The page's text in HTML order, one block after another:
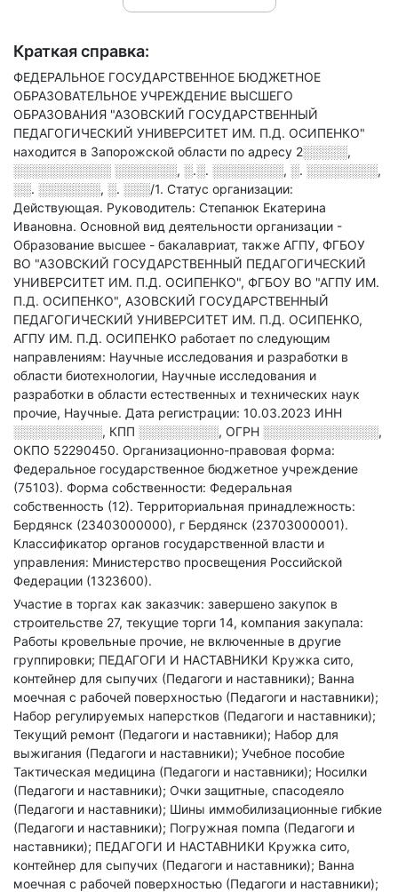
Краткая справка:
ФЕДЕРАЛЬНОЕ ГОСУДАРСТВЕННОЕ БЮДЖЕТНОЕ
ОБРАЗОВАТЕЛЬНОЕ УЧРЕЖДЕНИЕ ВЫСШЕГО
ОБРАЗОВАНИЯ "АЗОВСКИЙ ГОСУДАРСТВЕННЫЙ
ПЕДАГОГИЧЕСКИЙ УНИВЕРСИТЕТ ИМ. П.Д. ОСИПЕНКО"
находится в Запорожской области по адресу 2░░░░░,
░░░░░░░░░░░ ░░░░░░░, ░.░. ░░░░░░░░, ░. ░░░░░░░░,
░░. ░░░░░░░, ░. ░░░/1. Статус организации:
Действующая. Руководитель: Степанюк Екатерина
Ивановна. Основной вид деятельности организации -
Образование высшее - бакалавриат, также АГПУ, ФГБОУ
ВО "АЗОВСКИЙ ГОСУДАРСТВЕННЫЙ ПЕДАГОГИЧЕСКИЙ
УНИВЕРСИТЕТ ИМ. П.Д. ОСИПЕНКО", ФГБОУ ВО "АГПУ ИМ.
П.Д. ОСИПЕНКО", АЗОВСКИЙ ГОСУДАРСТВЕННЫЙ
ПЕДАГОГИЧЕСКИЙ УНИВЕРСИТЕТ ИМ. П.Д. ОСИПЕНКО,
АГПУ ИМ. П.Д. ОСИПЕНКО работает по следующим
направлениям: Научные исследования и разработки в
области биотехнологии, Научные исследования и
разработки в области естественных и технических наук
прочие, Научные. Дата регистрации: 10.03.2023 ИНН
░░░░░░░░░░, КПП ░░░░░░░░░, ОГРН ░░░░░░░░░░░░░,
ОКПО 52290450. Организационно-правовая форма:
Федеральное государственное бюджетное учреждение
(75103). Форма собственности: Федеральная
собственность (12). Территориальная принадлежность:
Бердянск (23403000000), г Бердянск (23703000001).
Классификатор органов государственной власти и
управления: Министерство просвещения Российской
Федерации (1323600).
Участие в торгах как заказчик: завершено закупок в
строительстве 27, текущие торги 14, компания закупала:
Работы кровельные прочие, не включенные в другие
группировки; ПЕДАГОГИ И НАСТАВНИКИ Кружка сито,
контейнер для сыпучих (Педагоги и наставники); Ванна
моечная с рабочей поверхностью (Педагоги и наставники);
Набор регулируемых наперстков (Педагоги и наставники);
Текущий ремонт (Педагоги и наставники); Набор для
выжигания (Педагоги и наставники); Учебное пособие
Тактическая медицина (Педагоги и наставники); Носилки
(Педагоги и наставники); Очки защитные, спасодеяло
(Педагоги и наставники); Шины иммобилизационные гибкие
(Педагоги и наставники); Погружная помпа (Педагоги и
наставники); ПЕДАГОГИ И НАСТАВНИКИ Кружка сито,
контейнер для сыпучих (Педагоги и наставники); Ванна
моечная с рабочей поверхностью (Педагоги и наставники);